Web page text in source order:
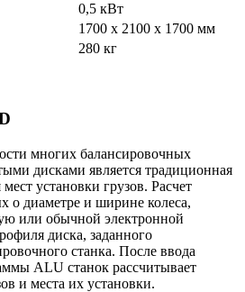
0,5 кВт
1700 х 2100 х 1700 мм
280 кг
многих балансировочных
дисками является традиционная
установки грузов. Расчет
о диаметре и ширине колеса,
или обычной электронной
диска, заданного
станка. После ввода
ALU станок рассчитывает
и места их установки.